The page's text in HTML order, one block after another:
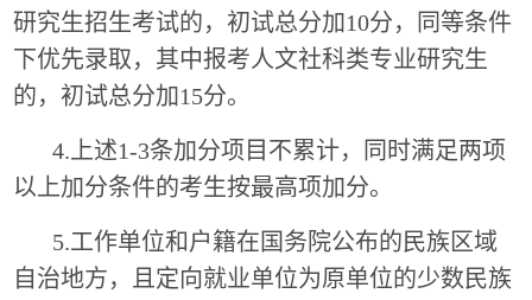
研究生招生考试的，初试总分加 10分，同等条件
下优先录取，其中报考人文社科类专业研究生
的，初试总分加 15分。
4.上述1-3条加分项目不累计，同时满足两项
以上加分条件的考生按最高项加分。
5.工作单位和户籍在国务院公布的民族区域
自治地方，且定向就业单位为原单位的少数民族